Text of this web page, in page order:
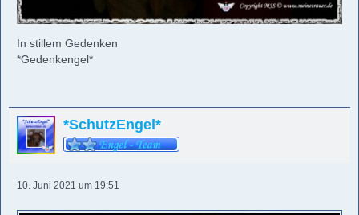
In stillem Gedenken
*Gedenkengel*
*SchutzEngel*
10. Juni 2021 um 19:51